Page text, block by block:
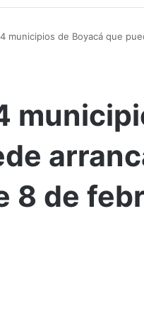
municipios de Boyacá que
8 de